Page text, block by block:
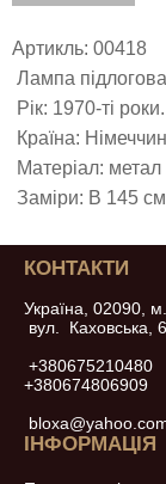
Артикль: 00418
Лампа підлогова
Рік: 1970-ті роки.
Країна:
Матеріал: метал
Заміри: В 145 см
КОНТАКТИ
Україна, 02090,
вул. Каховська,
+380675210480
+380674806909
ІНФОРМАЦІЯ